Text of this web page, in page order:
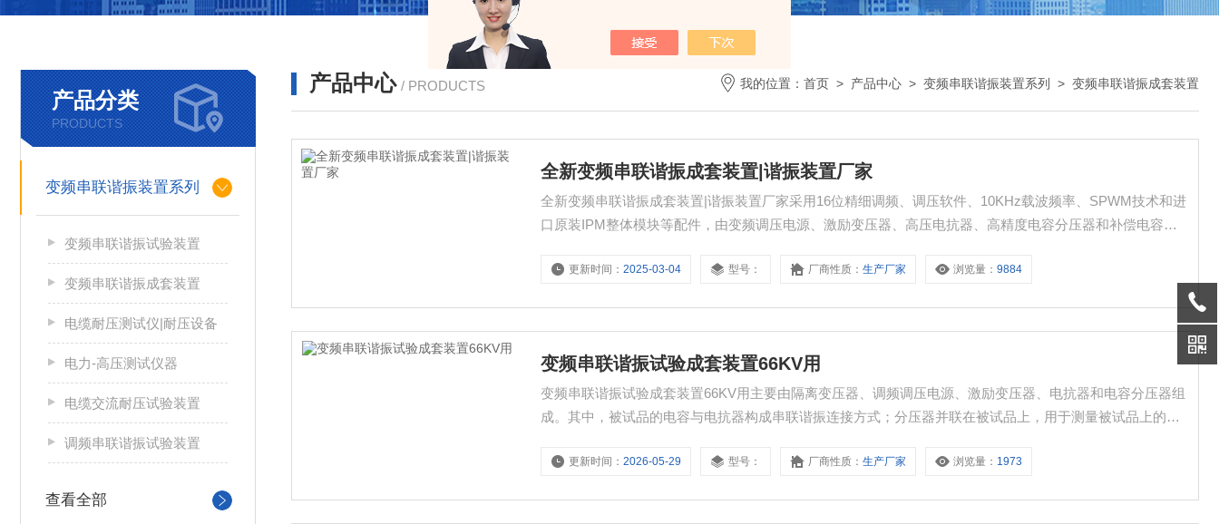
产品分类
PRODUCTS
变频串联谐振装置系列
变频串联谐振试验装置
变频串联谐振成套装置
电缆耐压测试仪|耐压设备
电力-高压测试仪器
电缆交流耐压试验装置
调频串联谐振试验装置
查看全部
产品中心 / PRODUCTS 我的位置： 首页 > 产品中心 > 变频串联谐振装置系列 > 变频串联谐振成套装置
全新变频串联谐振成套装置|谐振装置厂家
全新变频串联谐振成套装置|谐振装置厂家采用16位精细调频、调压软件、10KHz载波频率、SPWM技术和进
口原装IPM整体模块等配件，由变频调压电源、激励变压器、高压电抗器、高精度电容分压器和补偿电容器
更新时间：2025-03-04 型号： 厂商性质：生产厂家 浏览量：9884
变频串联谐振试验成套装置66KV用
变频串联谐振试验成套装置66KV用主要由隔离变压器、调频调压电源、激励变压器、电抗器和电容分压器组
成。其中，被试品的电容与电抗器构成串联谐振连接方式；分压器并联在被试品上，用于测量被试品上的谐
率。 更新时间：2026-05-29 型号： 厂商性质：生产厂家 浏览量： 1973